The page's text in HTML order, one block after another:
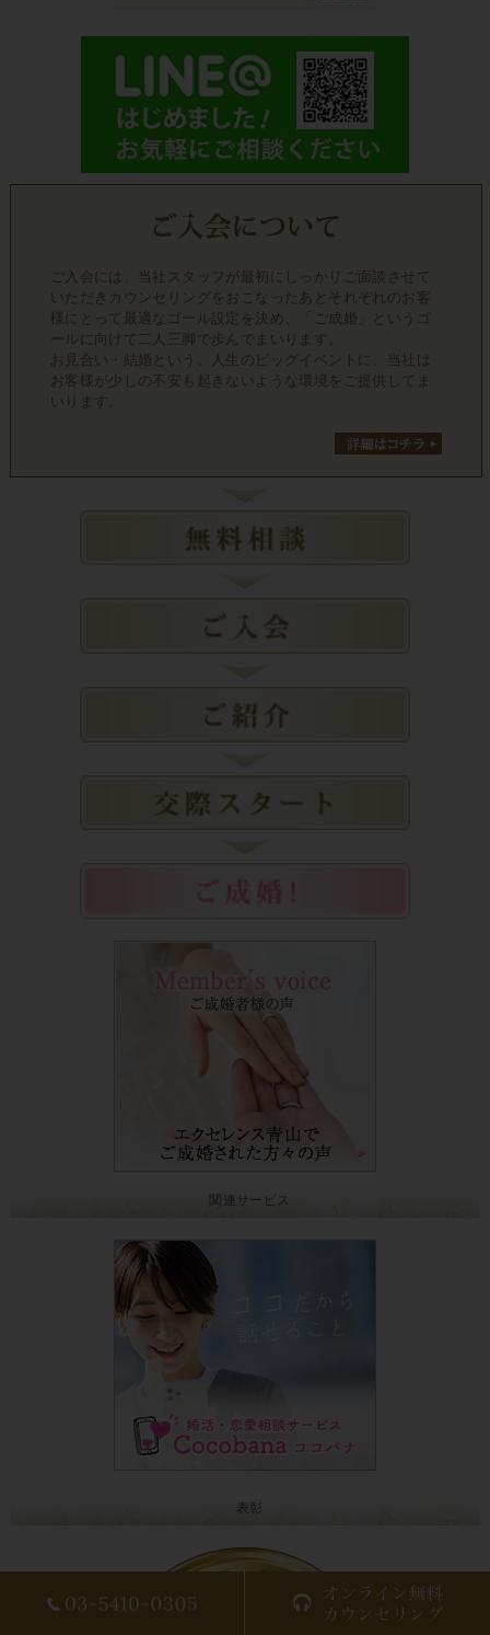
ご入会には、当社スタッフが最初にしっかりご面談させて
いただきカウンセリングをおこなったあとそれぞれのお客
様にとって最適なゴール設定を決め、「ご成婚」というゴ
ールに向けて二人三脚で歩んでまいります。
お見合い・結婚という、人生のビッグイベントに、当社は
お客様が少しの不安も起きないような環境をご提供してま
いります。
関連サービス
表彰